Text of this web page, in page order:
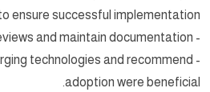
ensure successful implementation.
- Conduct architecture reviews and maintain documentation.
technologies and recommend
adoption were beneficial.